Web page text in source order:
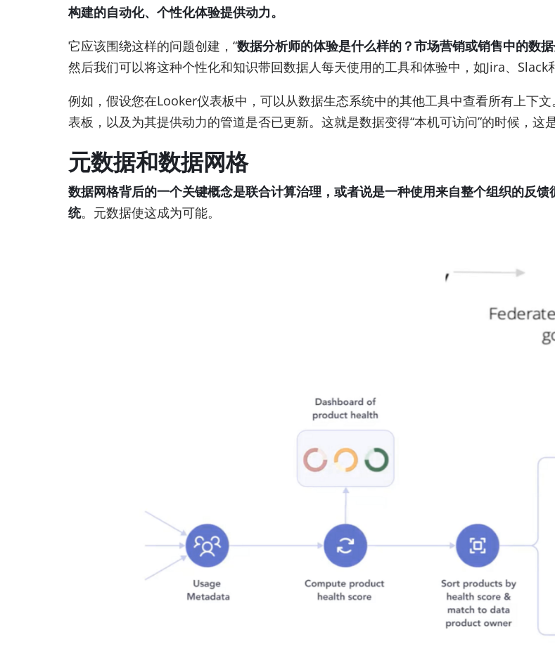
构建的自动化、个性化体验提供动力。
它应该围绕这样的问题创建，“数据分析师的体验是什么样的？市场营销或销售中的数
然后我们可以将这种个性化和知识带回数据人每天使用的工具和体验中，如Jira、Slack
例如，假设您在Looker仪表板中，可以从数据生态系统中的其他工具中查看所有上下
表板，以及为其提供动力的管道是否已更新。这就是数据变得“本机可访问”的时候，这
元数据和数据网格
数据网格背后的一个关键概念是联合计算治理，或者说是一种使用来自整个组织的反
统。元数据使这成为可能。